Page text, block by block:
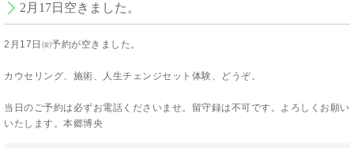
2月17日空きました。
2月17日㈮予約が空きました。
カウセリング、施術、人生チェンジセット体験、どうぞ。
当日のご予約は必ずお電話くださいませ。留守録は不可です。よろしくお願い
いたします。本郷博央